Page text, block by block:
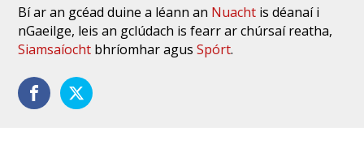
Bí ar an gcéad duine a léann an Nuacht is déanaí i
nGaeilge, leis an gclúdach is fearr ar chúrsaí reatha,
Siamsaíocht bhríomhar agusSpórt.